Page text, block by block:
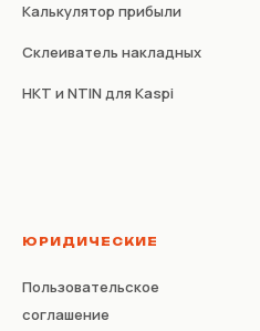
Калькулятор прибыли
Склеиватель накладных
НКТ и NTIN для Kaspi
ЮРИДИЧЕСКИЕ
Пользовательское
соглашение